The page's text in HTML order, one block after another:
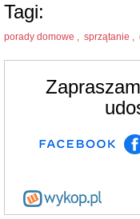
Tagi:
porady domowe , sprzątanie ,